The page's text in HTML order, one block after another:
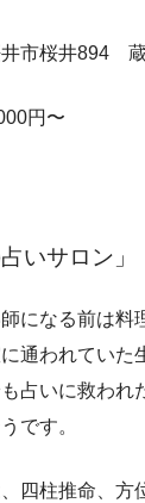
市桜井894 蔵
円〜
いサロン」
になる前は料
通われていた
占いに救われ
です。
四柱推命、方